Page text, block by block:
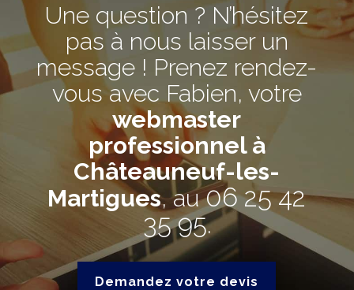
Une question ? N’hésitez
pas à nous laisser un
message ! Prenez rendez-
vous avec Fabien, votre
webmaster
professionnel à
Châteauneuf-les-
Martigues, au06 25 42
35 95.
Demandez votre devis